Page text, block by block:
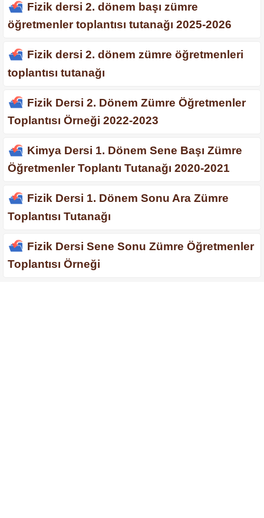
Fizik dersi 2. dönem başı zümre
öğretmenler toplantısı tutanağı 2025-2026
Fizik dersi 2. dönem zümre öğretmenleri
toplantısı tutanağı
Fizik Dersi 2. Dönem Zümre Öğretmenler
Toplantısı Örneği 2022-2023
Kimya Dersi 1. Dönem Sene Başı Zümre
Öğretmenler Toplantı Tutanağı 2020-2021
Fizik Dersi 1. Dönem Sonu Ara Zümre
Toplantısı Tutanağı
Fizik Dersi Sene Sonu Zümre Öğretmenler
Toplantısı Örneği